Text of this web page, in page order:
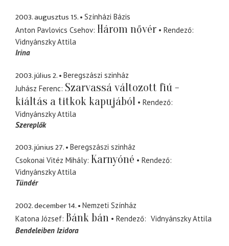
2003. augusztus 15.
Színházi Bázis
Anton Pavlovics Csehov Három nővér
Rendező
Vidnyánszky Attila
Irina
2003. július 2.
Beregszászi szinház
Juhász Ferenc Szarvassá változott fiú -
kiáltás a titkok kapujából
Rendező
Vidnyánszky Attila
Szereplők
2003. június 27.
Beregszászi szinház
Csokonai Vitéz Mihály Karnyóné
Rendező
Vidnyánszky Attila
Tündér
2002. december 14.
Nemzeti Színház
Katona József Bánk bán Rendező
Vidnyánszky Attila
Bendeleiben Izidora